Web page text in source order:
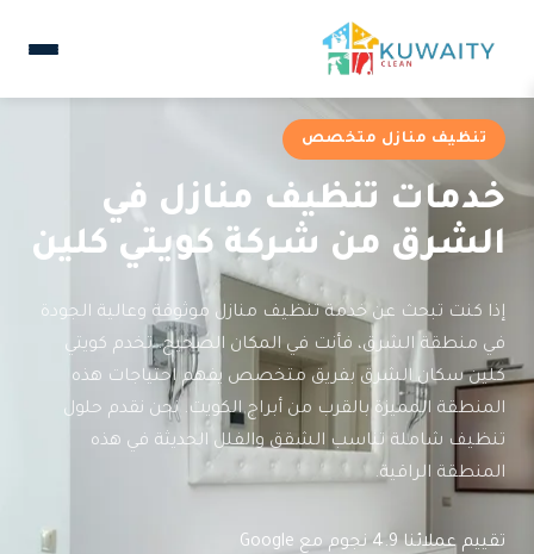
تنظيف منازل متخصص
خدمات تنظيف منازل في
الشرق من شركة كويتي كلين
إذا كنت تبحث عن خدمة تنظيف منازل موثوقة وعالية الجودة
في منطقة الشرق، فأنت في المكان الصحيح. تخدم كويتي
كلين سكان الشرق بفريق متخصص يفهم احتياجات هذه
المنطقة المميزة بالقرب من أبراج الكويت. نحن نقدم حلول
تنظيف شاملة تناسب الشقق والفلل الحديثة في هذه
المنطقة الراقية.
تقييم عملائنا 4.9 نجوم مع Google